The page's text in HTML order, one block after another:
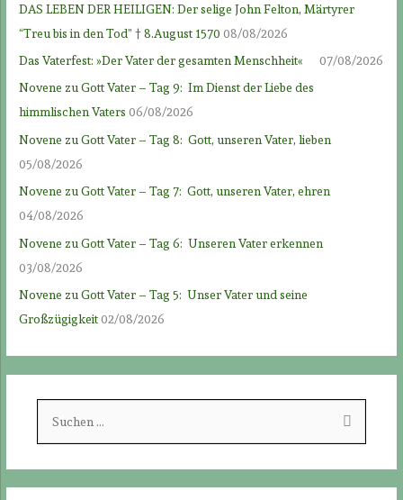
DAS LEBEN DER HEILIGEN: Der selige John Felton, Märtyrer
“Treu bis in den Tod” † 8.August 1570 08/08/2026
Das Vaterfest: »Der Vater der gesamten Menschheit«
07/08/2026
Novene zu Gott Vater – Tag 9: Im Dienst der Liebe des
himmlischen Vaters 06/08/2026
Novene zu Gott Vater – Tag 8: Gott, unseren Vater, lieben
05/08/2026
Novene zu Gott Vater – Tag 7: Gott, unseren Vater, ehren
04/08/2026
Novene zu Gott Vater – Tag 6: Unseren Vater erkennen
03/08/2026
Novene zu Gott Vater – Tag 5: Unser Vater und seine
Großzügigkeit02/08/2026
h